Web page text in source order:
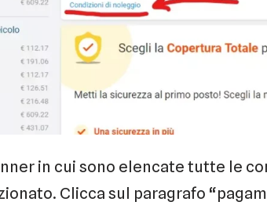
in cui sono elencate tutte le
Clicca sul paragrafo